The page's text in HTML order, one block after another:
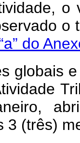
o
do
globais
3 (três)